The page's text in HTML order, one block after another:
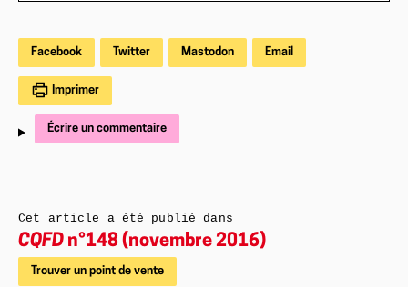
Facebook Twitter Mastodon Email
Imprimer
Écrire un commentaire
Cet article a été publié dans
CQFD n°148 (novembre 2016)
Trouver un point de vente